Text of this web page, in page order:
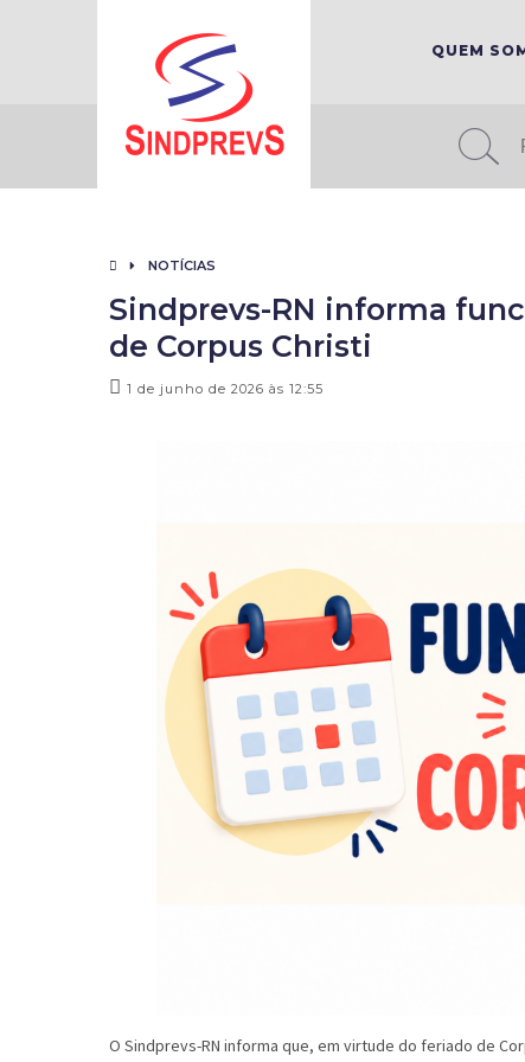
QUEM
NOTÍCIAS
Sindprevs-RN informa
de Corpus Christi
1 de junho de 2026 às 12:55
O Sindprevs-RN informa que, em virtude do feriado de